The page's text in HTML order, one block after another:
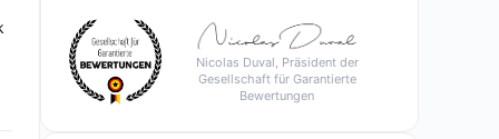
Nicolas Duval, Präsident der
Gesellschaft für Garantierte
Bewertungen